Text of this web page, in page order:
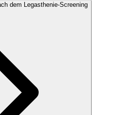
dem Legasthenie-Screening